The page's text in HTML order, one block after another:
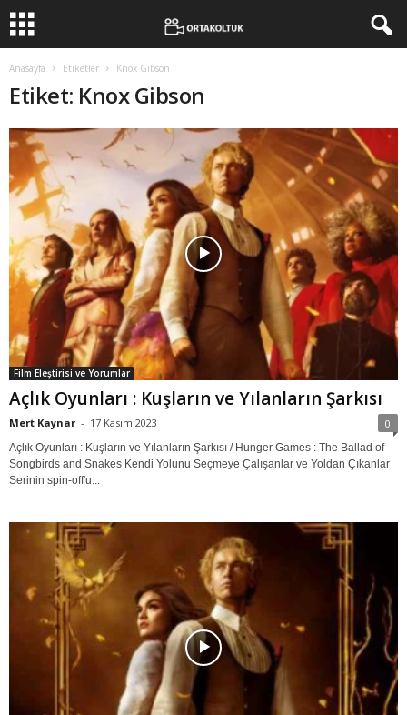
Anasayfa Etiketler Knox Gibson
Etiket: Knox Gibson
Film Eleştirisi ve Yorumlar
Açlık Oyunları : Kuşların ve Yılanların Şarkısı
Mert Kaynar - 17 Kasım 2023 0
Açlık Oyunları : Kuşların ve Yılanların Şarkısı / Hunger Games : The Ballad of
Songbirds and Snakes Kendi Yolunu Seçmeye Çalışanlar ve Yoldan Çıkanlar
Serinin spin-off'u...